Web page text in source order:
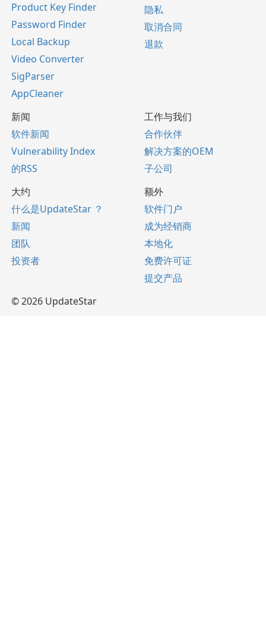
Product Key Finder
Password Finder
Local Backup
Video Converter
SigParser
AppCleaner
隐私
取消合同
退款
新闻
软件新闻
Vulnerability Index
的RSS
工作与我们
合作伙伴
解决方案的OEM
子公司
大约
什么是UpdateStar ？
新闻
团队
投资者
额外
软件门户
成为经销商
本地化
免费许可证
提交产品
© 2026 UpdateStar